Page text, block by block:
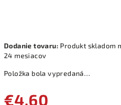
Dodanie tovaru: Produkt skladom
24 mesiacov
Položka bola vypredaná…
€4,60